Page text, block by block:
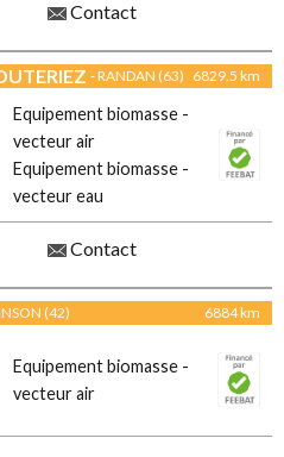
Contact
- RANDAN (63) 6829.5 km
Equipement biomasse -
vecteur air
Equipement biomasse -
vecteur eau
Contact
(42) 6884 km
Equipement biomasse -
vecteur air